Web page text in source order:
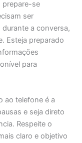
prepare-se
ser
a conversa,
Esteja preparado
para
ao telefone é a
e seja direto
Respeite o
claro e objetivo